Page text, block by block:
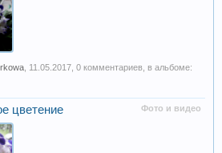
11.05.2017 , 0 комментариев, в альбоме:
Фото и видео
цветение